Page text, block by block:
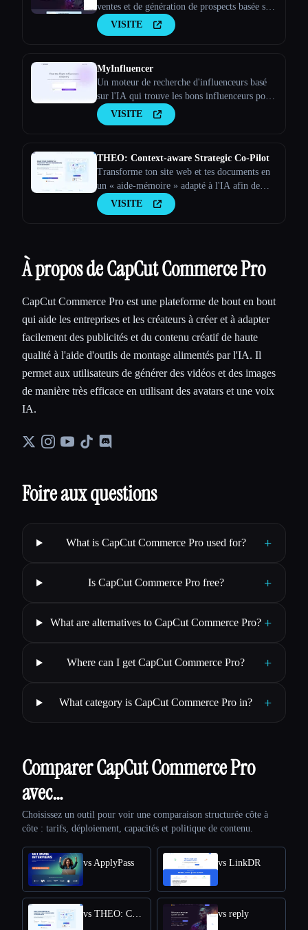
ventes et de génération de prospects basée sur
l'IAVISITE
MyInfluencer
Un moteur de recherche d'influenceurs basé
sur l'IA qui trouve les bons influenceurs pour
toutes les entreprises
VISITE
THEO: Context-aware Strategic Co-Pilot
Transforme ton site web et tes documents en
un « aide-mémoire » adapté à l'IA afin de
faire de ton assistant d'IA un partenaire
stratégique
VISITE
À propos de CapCut Commerce Pro
CapCut Commerce Pro est une plateforme de bout en bout
qui aide les entreprises et les créateurs à créer et à adapter
facilement des publicités et du contenu créatif de haute
qualité à l'aide d'outils de montage alimentés par l'IA. Il
permet aux utilisateurs de générer des vidéos et des images
de manière très efficace en utilisant des avatars et une voix
IA.
Foire aux questions
What is CapCut Commerce Pro used for? +
Is CapCut Commerce Pro free? +
What are alternatives to CapCut Commerce Pro? +
Where can I get CapCut Commerce Pro? +
What category is CapCut Commerce Pro in? +
Comparer CapCut Commerce Pro
avec…
Choisissez un outil pour voir une comparaison structurée côte à
côte : tarifs, déploiement, capacités et politique de contenu.
vs ApplyPass vs LinkDR
vs THEO: Context-aware Strategic Co-Pilot vs reply